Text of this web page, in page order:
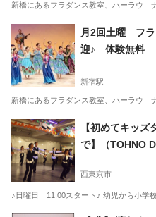
新橋にあるフラダンス教室、ハーラウ
東京 大田区 糀谷駅 フラダ
月2回土曜 フ
迎♪ 体験無料
新宿駅
新橋にあるフラダンス教室、ハーラウ
東京 新宿区 新宿駅 フラダ
【初めてキッ
で】（TOHNO
西東京市
♪日曜日 11:00スタート♪ 幼児から小学